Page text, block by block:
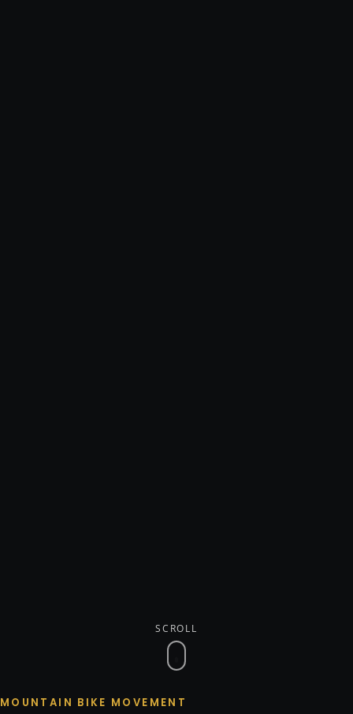
SCROLL
MOUNTAIN BIKE MOVEMENT